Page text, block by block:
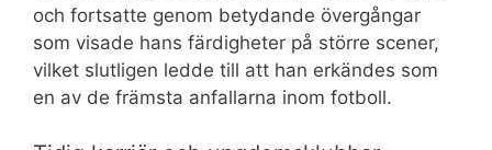
och fortsatte genom betydande övergångar
som visade hans färdigheter på större scener,
vilket slutligen ledde till att han erkändes som
en av de främsta anfallarna inom fotboll.